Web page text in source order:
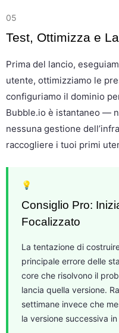
05
Test, Ottimizza e
Prima del lancio,
utente, ottimizziamo le
configuriamo il dominio
Bubble.io è istantaneo —
nessuna gestione
raccogliere i tuoi primi
💡
Consiglio Pro:
Focalizzato
La tentazione di
principale errore delle
core che risolvono il
lancia quella versione.
settimane invece che
la versione successiva